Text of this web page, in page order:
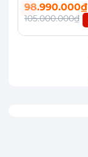
98.990.000₫
105.000.000₫